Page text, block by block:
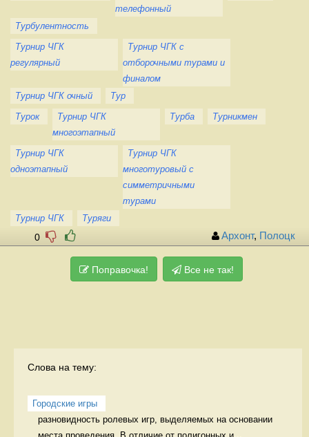
телефонный
Турбулентность
Турнир ЧГК
регулярный
Турнир ЧГК с
отборочными турами и
финалом
Турнир ЧГК очный
Тур
Турок
Турнир ЧГК
многоэтапный
Турба Турникмен
Турнир ЧГК
одноэтапный
Турнир ЧГК
многотуровый с
симметричными
турами
Турнир ЧГК
Туряги
0 Архонт, Полоцк
Поправочка! Все не так!
Слова на тему:
Городские игры
разновидность ролевых игр, выделяемых на основании